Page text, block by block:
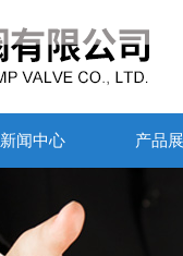
新闻中心 产品